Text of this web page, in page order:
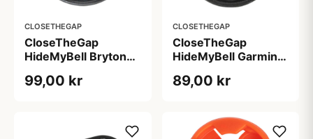
CLOSETHEGAP
CloseTheGap
HideMyBell Bryton
99,00 kr
CLOSETHEGAP
CloseTheGap
HideMyBell Garmin
89,00 kr